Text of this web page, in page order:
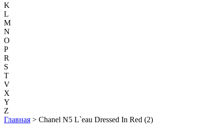
K
L
M
N
O
P
R
S
T
V
X
Y
Z
Главная > Chanel N5 L`eau Dressed In Red (2)